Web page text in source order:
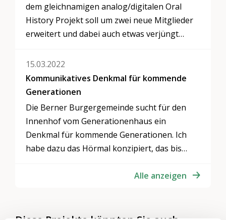
dem gleichnamigen analog/digitalen Oral
History Projekt soll um zwei neue Mitglieder
erweitert und dabei auch etwas verjüngt
15.03.2022
Kommunikatives Denkmal für kommende
Generationen
Die Berner Burgergemeinde sucht für den
Innenhof vom Generationenhaus ein
Denkmal für kommende Generationen. Ich
habe dazu das Hörmal konzipiert, das bis
Alle anzeigen